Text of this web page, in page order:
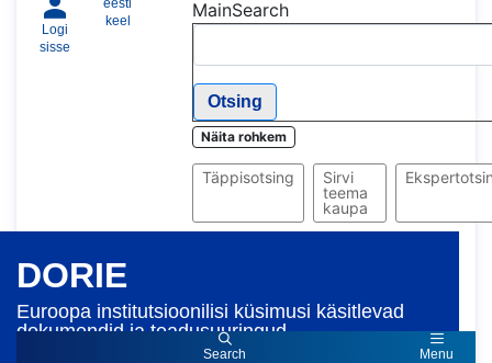
Logi
sisse
eesti
keel
MainSearch
Otsing
Näita rohkem
Täppisotsing
Sirvi
teema
kaupa
DORIE
Euroopa institutsioonilisi küsimusi käsitlevad
dokumendid ja teadusuuringud
Search Menu